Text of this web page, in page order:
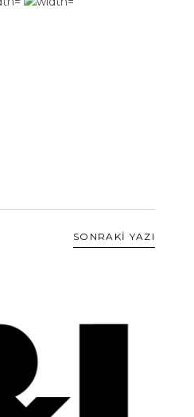
SONRAKİ YAZI